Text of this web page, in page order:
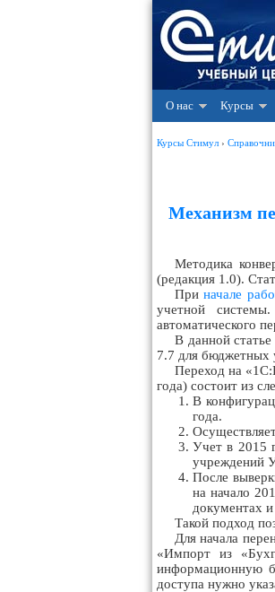
О нас Курсы
Курсы Стимул ›
Механизм
Методика
(редакция 1.0).
Приначале
учетной
автоматического
В данной
7.7 для бюджетных
Переход на
года) состоит из
В
года.
Учет в 2015
учреждений
После
на начало
документах
Такой подход
Для начала
«Импорт из
информационную
доступа нужно